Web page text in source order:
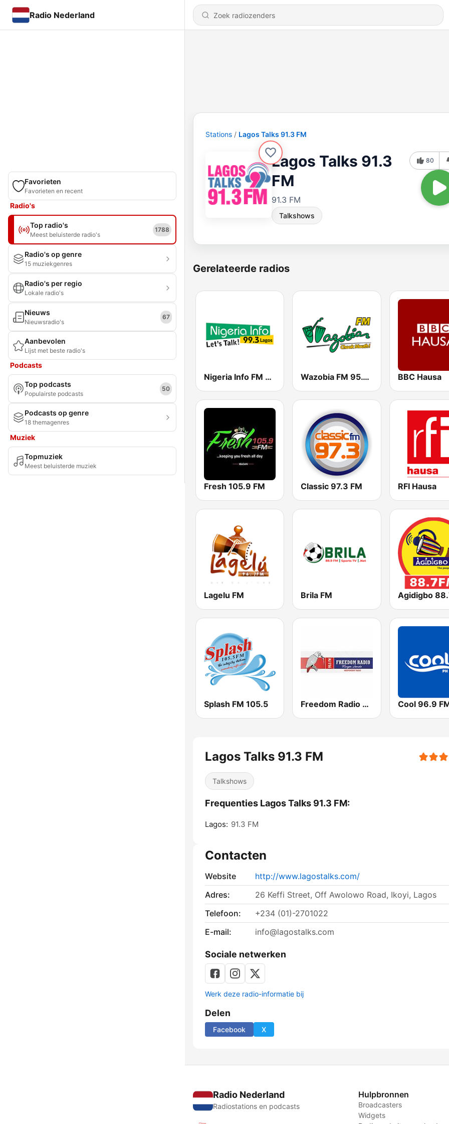
Radio Nederland
Favorieten
Favorieten en recent
Radio's
Top radio's
Meest beluisterde radio's
1788
Radio's op genre
15 muziekgenres
Radio's per regio
Lokale radio's
Nieuws
Nieuwsradio's
67
Aanbevolen
Lijst met beste radio's
Podcasts
Top podcasts
Populairste podcasts
50
Podcasts op genre
18 themagenres
Muziek
Topmuziek
Meest beluisterde muziek
Stations Lagos Talks 91.3 FM
Lagos Talks 91.3
FM
91.3 FM
Talkshows
80
Gerelateerde radios
Nigeria Info FM 99.3 Lagos Wazobia FM 95.1 Lagos BBC Hausa
Fresh 105.9 FM Classic 97.3 FM RFI Hausa
Lagelu FM Brila FM Agidigbo
Splash FM 105.5 Freedom Radio 99.5 FM Cool 96.9
Lagos Talks 91.3 FM
Talkshows
Frequenties Lagos Talks 91.3 FM:
Lagos: 91.3 FM
Contacten
Website
http://www.lagostalks.com/
Adres:
26 Keffi Street, Off Awolowo Road, Ikoyi, Lagos
Telefoon:
+234 (01)-2701022
E-mail:
info@lagostalks.com
Sociale netwerken
Werk deze radio-informatie bij
Delen
Facebook X
Radio Nederland
Radiostations en podcasts
Hulpbronnen
Broadcasters
Widgets